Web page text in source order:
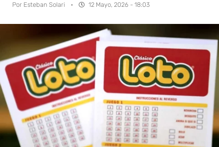
Por Esteban Solari · 12 Mayo, 2026 - 18:03